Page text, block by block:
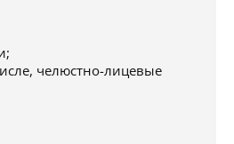
челюстно-лицевые